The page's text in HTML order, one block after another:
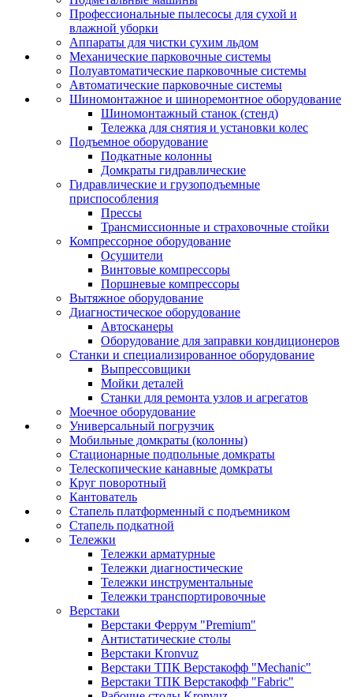
Профессиональные пылесосы для сухой и
влажной уборки
Аппараты для чистки сухим льдом
Механические парковочные системы
Полуавтоматические парковочные системы
Автоматические парковочные системы
Шиномонтажное и шиноремонтное оборудование
Шиномонтажный станок (стенд)
Тележка для снятия и установки колес
Подъемное оборудование
Подкатные колонны
Домкраты гидравлические
Гидравлические и грузоподъемные
приспособления
Прессы
Трансмиссионные и страховочные стойки
Компрессорное оборудование
Осушители
Винтовые компрессоры
Поршневые компрессоры
Вытяжное оборудование
Диагностическое оборудование
Автосканеры
Оборудование для заправки кондиционеров
Станки и специализированное оборудование
Выпрессовщики
Мойки деталей
Станки для ремонта узлов и агрегатов
Моечное оборудование
Универсальный погрузчик
Мобильные домкраты (колонны)
Стационарные подпольные домкраты
Телескопические канавные домкраты
Круг поворотный
Кантователь
Стапель платформенный с подъемником
Стапель подкатной
Тележки
Тележки арматурные
Тележки диагностические
Тележки инструментальные
Тележки транспортировочные
Верстаки
Верстаки Феррум "Premium"
Антистатические столы
Верстаки Kronvuz
Верстаки ТПК Верстакофф "Mechanic"
Верстаки ТПК Верстакофф "Fabric"